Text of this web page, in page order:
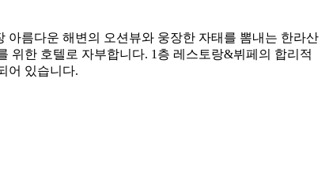
름다운 해변의 오션뷰와 웅장한 자태를 뽐내는 한라산
위한 호텔로 자부합니다. 1층 레스토랑&뷔페의 합리적
어 있습니다.